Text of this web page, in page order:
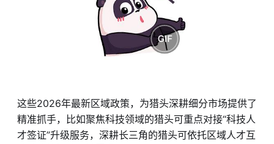
这些2026年最新区域政策，为猎头深耕细分市场提供了
精准抓手，比如聚焦科技领域的猎头可重点对接“科技人
才签证”升级服务，深耕长三角的猎头可依托区域人才互